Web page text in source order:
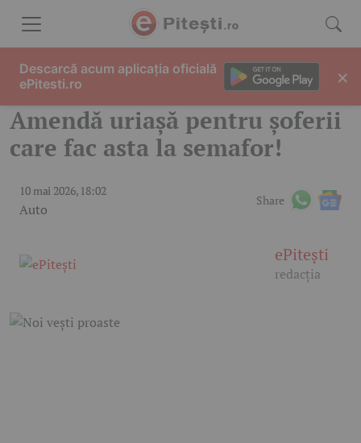
Amendă uriașă pentru șoferii
care fac asta la semafor!
10 mai 2026, 18:02
Auto
Share
ePitești
redacția
Descarcă acum aplicația oficială
ePitesti.ro
×